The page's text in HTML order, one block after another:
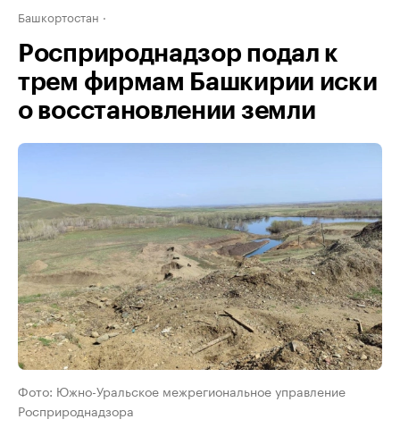
Башкортостан
Росприроднадзор подал к
трем фирмам Башкирии иски
о восстановлении земли
Фото: Южно-Уральское межрегиональное управление
Росприроднадзора